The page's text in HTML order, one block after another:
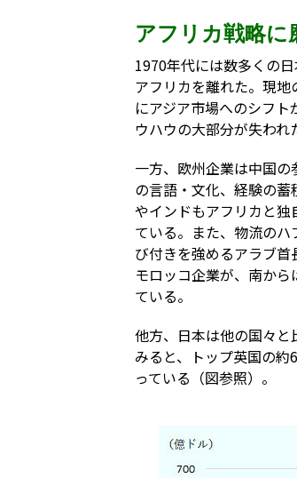
アフリカ戦略に
1970年代には数多くの
アフリカを離れた。現
にアジア市場へのシフ
ウハウの大部分が失われ
一方、欧州企業は中国
の言語・文化、経験の
やインドもアフリカと
ている。また、物流の
び付きを強めるアラブ
モロッコ企業が、南か
ている。
他方、日本は他の国々
みると、トップ英国の
っている（図参照）。